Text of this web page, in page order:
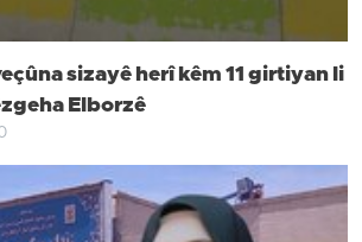
sizayê herî kêm 11 girtiyan li
Elborzê